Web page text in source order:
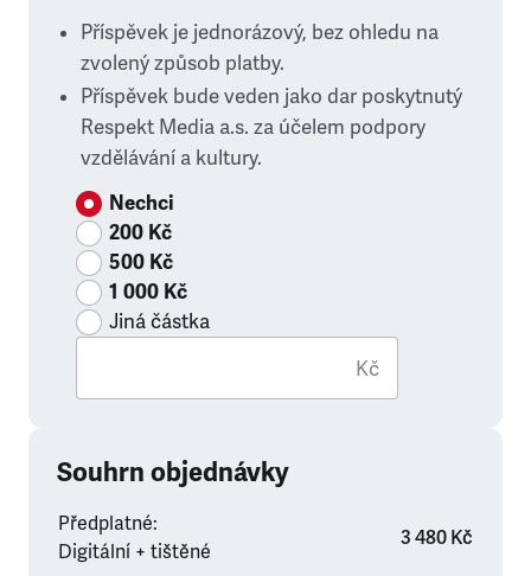
Příspěvek je jednorázový, bez ohledu na
zvolený způsob platby.
Příspěvek bude veden jako dar poskytnutý
Respekt Media a.s. za účelem podpory
vzdělávání a kultury.
Nechci
200 Kč
500 Kč
1 000 Kč
Jiná částka
Kč
Souhrn objednávky
Předplatné:
Digitální + tištěné
3 480 Kč